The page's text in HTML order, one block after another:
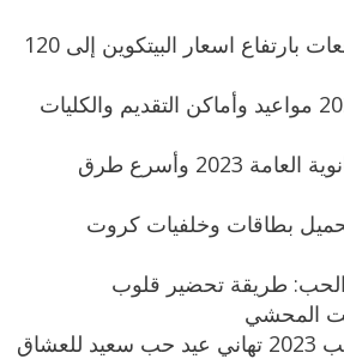
ستاندرد تشارترد: توقعات بارتفاع اسعار البيتكوين إلى 120
اختبارات القدرات 2023 مواعيد وأماكن التقديم والكليات
موعد ظهور نتيجة الثانوية العامة 2023 وأسرع طرق
رمضان 2023 تحميل بطاقات وخلفيات كروت
طريقة تحضير قلوب
المحشي